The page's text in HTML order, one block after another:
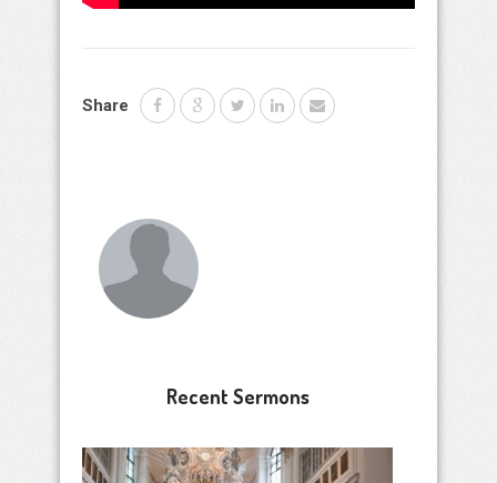
Share
Recent Sermons